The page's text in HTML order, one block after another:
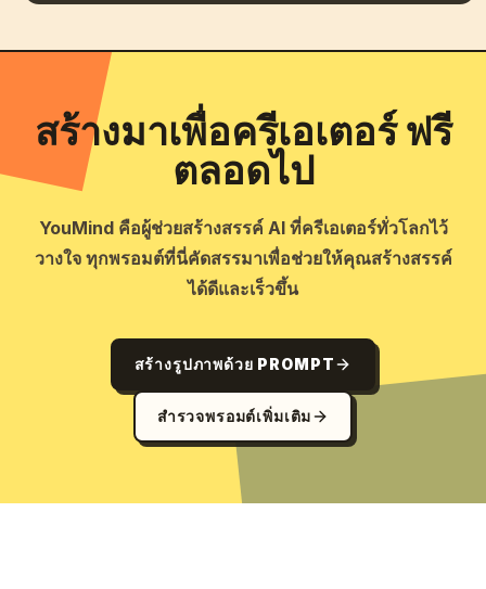
สร้างมาเพื่อครีเอเตอร์ ฟรี
ตลอดไป
YouMind คือผู้ช่วยสร้างสรรค์ AI ที่ครีเอเตอร์ทั่วโลกไว้
วางใจ ทุกพรอมต์ที่นี่คัดสรรมาเพื่อช่วยให้คุณสร้างสรรค์
ได้ดีและเร็วขึ้น
สร้างรูปภาพด้วย PROMPT
สำรวจพรอมต์เพิ่มเติม